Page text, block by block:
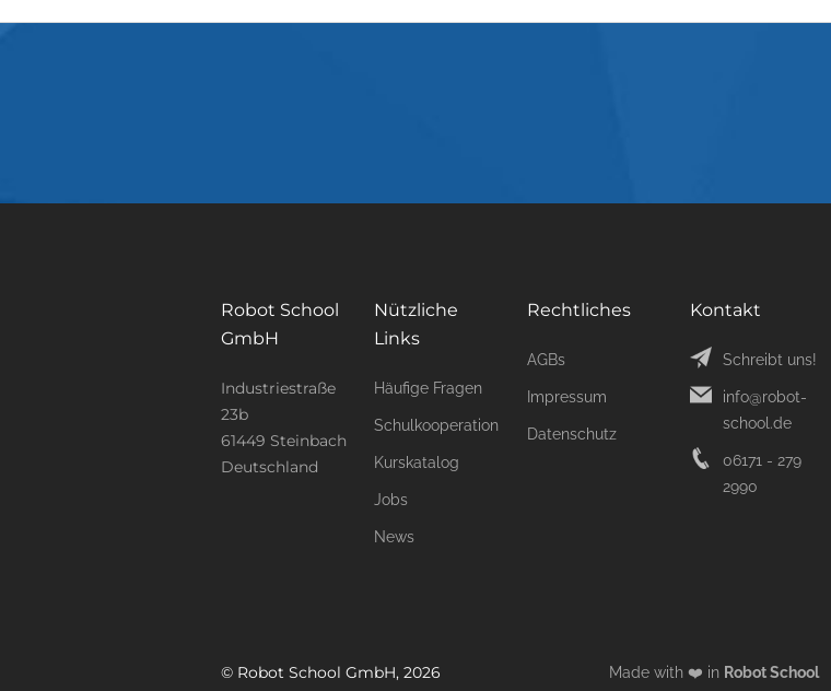
Robot School
GmbH
Industriestraße
23b
61449 Steinbach
Deutschland
Nützliche
Links
Häufige Fragen
Schulkooperation
Kurskatalog
Jobs
News
Rechtliches
AGBs
Impressum
Datenschutz
Kontakt
Schreibt uns!
info@robot-
school.de
06171 - 279
2990
© Robot School GmbH, 2026 Made with ❤️ in Robot School